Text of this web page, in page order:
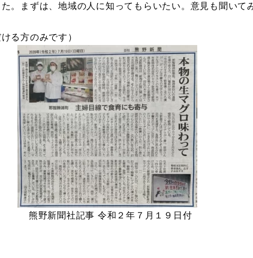
。まずは、地域の人に知ってもらいたい。意見も聞いて
る方のみです）
熊野新聞社記事 令和２年７月１９日付